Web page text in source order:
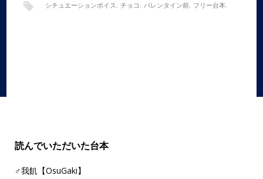
シチュエーションボイス, チョコ , バレンタイン前, フリー台本,
読んでいただいた台本
♂我飢【OsuGaki】